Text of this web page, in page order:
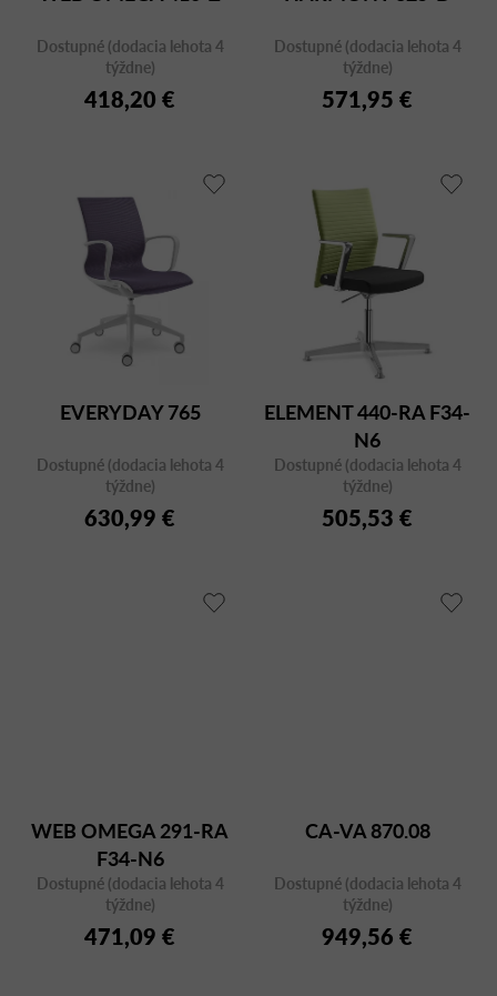
Dostupné (dodacia lehota 4
týždne)
418,20 €
Dostupné (dodacia lehota 4
týždne)
571,95 €
EVERYDAY 765
Dostupné (dodacia lehota 4
týždne)
630,99 €
ELEMENT 440-RA F34-
N6
Dostupné (dodacia lehota 4
týždne)
505,53 €
WEB OMEGA 291-RA
F34-N6
Dostupné (dodacia lehota 4
týždne)
471,09 €
CA-VA 870.08
Dostupné (dodacia lehota 4
týždne)
949,56 €